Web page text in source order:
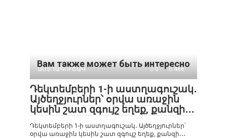
Вам также может быть интересно
ԱՍՏՂԱԳՈՒՇԱԿ 0 466
Դեկտեմբերի 1-ի աստղագուշակ․
Այծեղջյուրներ՝ օրվա առաջին
կեսին շատ զգույշ եղեք, քանզի․․․
Դեկտեմբերի 1-ի աստղագուշակ․ Այծեղջյուրներ՝
օրվա առաջին կեսին շատ զգույշ եղեք, քանզի․․․